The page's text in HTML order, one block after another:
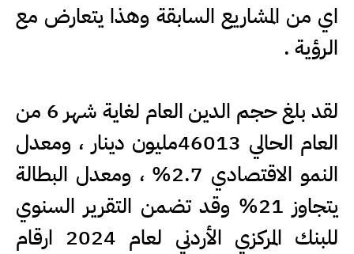
اي من المشاريع السابقة وهذا يتعارض مع
الرؤية .
لقد بلغ حجم الدين العام لغاية شهر 6 من
العام الحالي 46013مليون دينار ، ومعدل
النمو الاقتصادي 2.7% ، ومعدل البطالة
يتجاوز 21% وقد تضمن التقرير السنوي
للبنك المركزي الأردني لعام 2024 ارقام